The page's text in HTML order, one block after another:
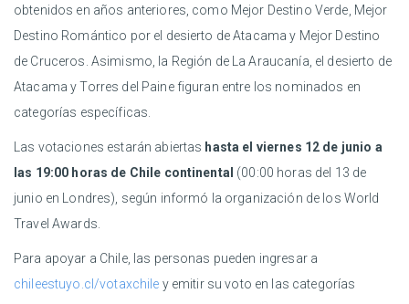
obtenidos en años anteriores, como Mejor Destino Verde, Mejor
Destino Romántico por el desierto de Atacama y Mejor Destino
de Cruceros. Asimismo, la Región de La Araucanía, el desierto de
Atacama y Torres del Paine figuran entre los nominados en
categorías específicas.
Las votaciones estarán abiertas hasta el viernes 12 de junio a
las 19:00 horas de Chile continental (00:00 horas del 13 de
junio en Londres), según informó la organización de los World
Travel Awards.
Para apoyar a Chile, las personas pueden ingresar a
chileestuyo.cl/votaxchile y emitir su voto en las categorías